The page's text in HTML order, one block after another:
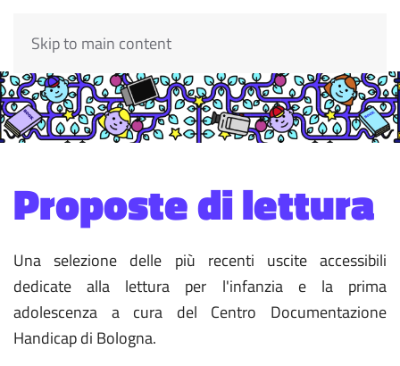
Skip to main content
Proposte di lettura
Una selezione delle più recenti uscite accessibili
dedicate alla lettura per l'infanzia e la prima
adolescenza a cura del Centro Documentazione
Handicap di Bologna.